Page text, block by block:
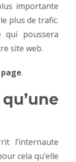
importante
plus de trafic.
qui poussera
site web.
.
l’internaute
cela qu’elle